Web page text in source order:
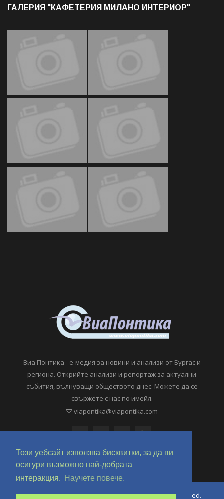
Този уебсайт използва бисквитки, за да ви
осигури възможно най-добрата
интеракция.
Научете повече.
ГАЛЕРИЯ "КАФЕТЕРИЯ МИЛАНО ИНТЕРИОР"
Виа Понтика - е-медия за новини и анализи от Бургас и
региона. Открийте анализи и репортаж за актуални
събития, вълнуващи обществото днес. Можете да се
свържете с нас по имейл.
viapontika@viapontika.com
Copyright © 2018-2024 ViaPontika.com. All Rights Reserved.